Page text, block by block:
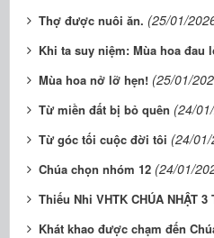
Thợ được nuôi ăn. (25/01/
Khi ta suy niệm: Mùa hoa đau
Mùa hoa nở lỡ hẹn! (25/01/
Từ miền đất bị bỏ quên (24/
Từ góc tối cuộc đời tôi (24/
Chúa chọn nhóm 12 (24/01/
Thiếu Nhi VHTK CHÚA NHẬT 3
Khát khao được chạm đến